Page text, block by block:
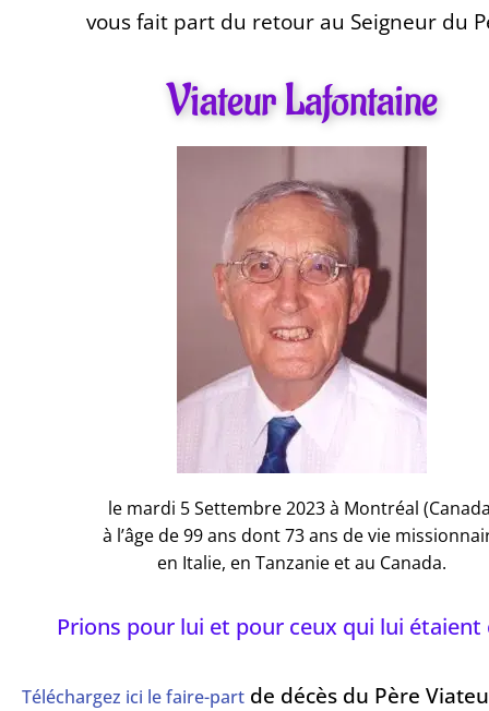
vous fait part du retour au Seigneur du
Viateur Lafontaine
le mardi 5 Settembre 2023 à Montréal
à l’âge de 99 ans dont 73 ans de vie
en Italie, en Tanzanie et au Canada.
Prions pour lui et pour ceux qui lui étaient
Téléchargez ici le faire-part de décès du Père